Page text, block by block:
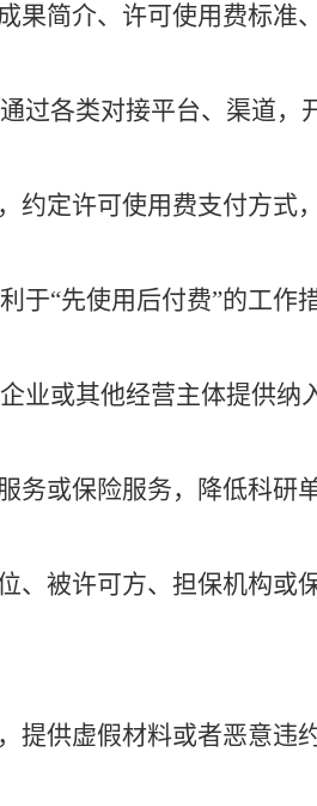
果简介、许可使用费标准
过各类对接平台、渠道，
约定许可使用费支付方式
于“先使用后付费”的工作
业或其他经营主体提供纳
务或保险服务，降低科研
、被许可方、担保机构或
提供虚假材料或者恶意违